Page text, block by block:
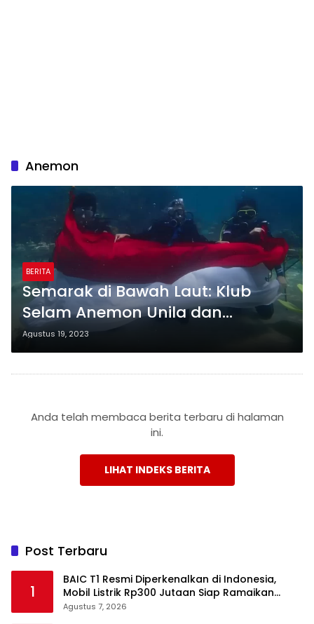
Anemon
BERITA
Semarak di Bawah Laut: Klub
Selam Anemon Unila dan
Bendera Merah Putih Menghiasi
Laut Pahawang dalam Perayaan
HUT ke-78 RI
Agustus 19, 2023
Anda telah membaca berita terbaru di halaman
ini.
LIHAT INDEKS BERITA
Post Terbaru
1
BAIC T1 Resmi Diperkenalkan di Indonesia,
Mobil Listrik Rp300 Jutaan Siap Ramaikan
Pasar EV
Agustus 7, 2026